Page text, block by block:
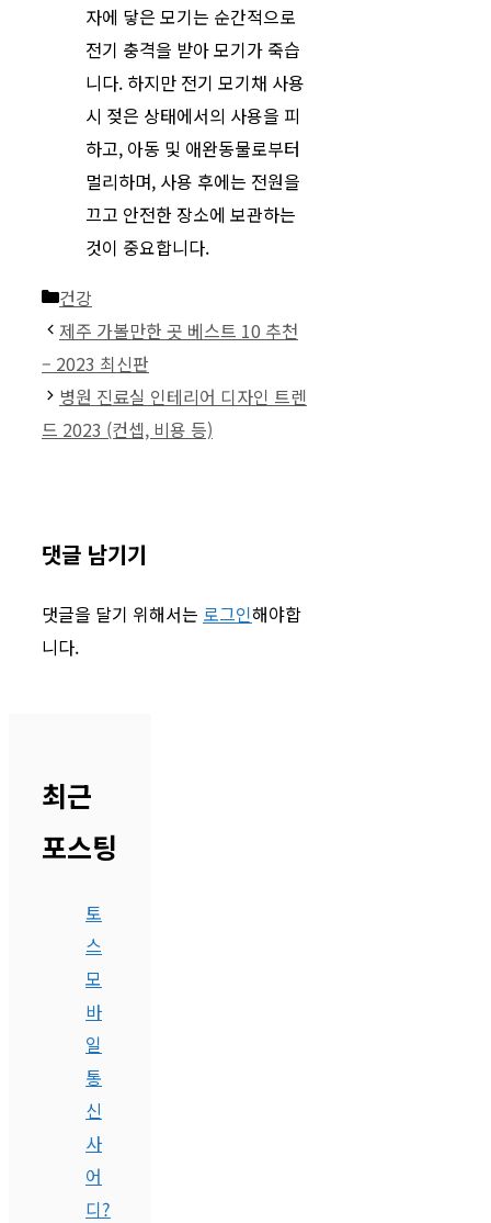
자에 닿은 모기는 순간적으로
전기 충격을 받아 모기가 죽습
니다. 하지만 전기 모기채 사용
시 젖은 상태에서의 사용을 피
하고, 아동 및 애완동물로부터
멀리하며, 사용 후에는 전원을
끄고 안전한 장소에 보관하는
것이 중요합니다.
카
테
고
리
건강
제주 가볼만한 곳 베스트 10 추천
– 2023 최신판
병원 진료실 인테리어 디자인 트렌
드 2023 (컨셉, 비용 등)
댓글 남기기
댓글을 달기 위해서는 로그인해야합
니다.
최근
포스팅
토
스
모
바
일
통
신
사
어
디?